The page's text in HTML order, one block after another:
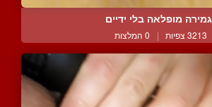
גמירה מופלאה בלי ידיים
3213 צפיות | 0 המלצות